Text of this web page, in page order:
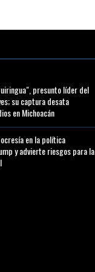
presunto líder del
su captura desata
en Michoacán
en la política
y advierte riesgos para la